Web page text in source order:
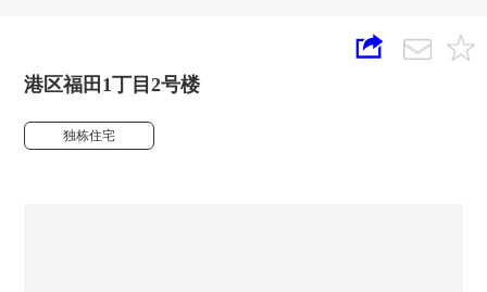
港区福田1丁目2号楼
独栋住宅